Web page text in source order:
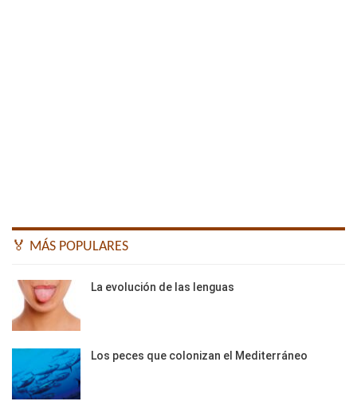
🏅 MÁS POPULARES
La evolución de las lenguas
Los peces que colonizan el Mediterráneo